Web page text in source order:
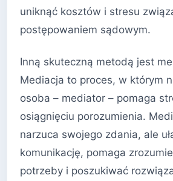
uniknąć kosztów i stresu
postępowaniem sądowym.
Inną skuteczną metodą jest
Mediacja to proces, w którym
osoba – mediator – pomaga
osiągnięciu porozumienia.
narzuca swojego zdania, ale
komunikację, pomaga
potrzeby i poszukiwać